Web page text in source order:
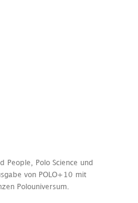
People, Polo Science und
von POLO+10 mit
Polouniversum.